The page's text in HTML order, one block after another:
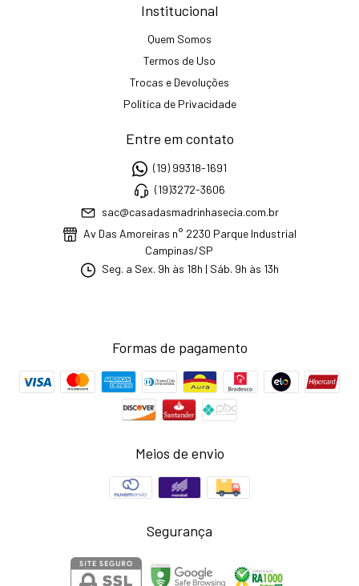
Institucional
Quem Somos
Termos de Uso
Trocas e Devoluções
Política de Privacidade
Entre em contato
(19) 99318-1691
(19)3272-3606
sac@casadasmadrinhasecia.com.br
Av Das Amoreiras n° 2230 Parque Industrial
Campinas/SP
Seg. a Sex. 9h às 18h | Sáb. 9h às 13h
Formas de pagamento
Meios de envio
Segurança